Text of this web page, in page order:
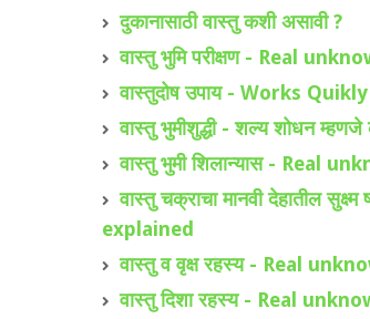
दुकानासाठी वास्तु कशी असावी ?
वास्तु भुमि परीक्षण - Real
वास्तुदोष उपाय - Works Quikly
वास्तु भुमीशुद्धी - शल्य शोधन म्हणजे
वास्तु भुमी शिलान्यास - Real
वास्तु चक्राचा मानवी देहातील
explained
वास्तु व वृक्ष रहस्य - Real
वास्तु दिशा रहस्य - Real